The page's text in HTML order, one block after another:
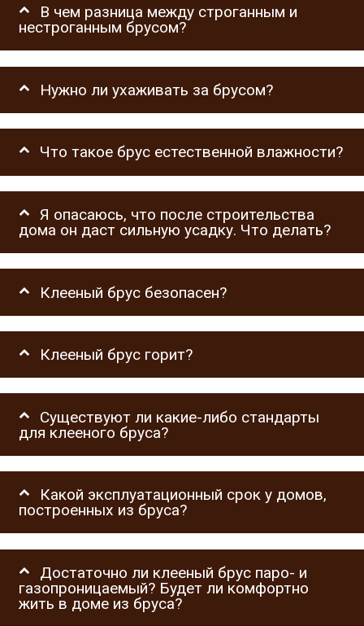
В чем разница между строганным и
нестроганным брусом?
Нужно ли ухаживать за брусом?
Что такое брус естественной влажности?
Я опасаюсь, что после строительства
дома он даст сильную усадку. Что делать?
Клееный брус безопасен?
Клееный брус горит?
Существуют ли какие-либо стандарты
для клееного бруса?
Какой эксплуатационный срок у домов,
построенных из бруса?
Достаточно ли клееный брус паро- и
газопроницаемый? Будет ли комфортно
жить в доме из бруса?